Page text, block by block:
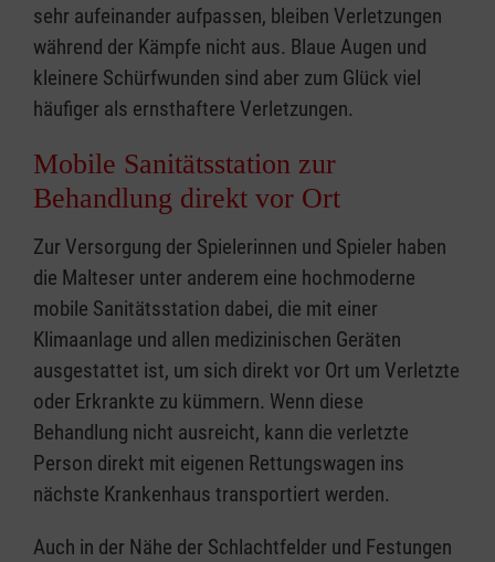
sehr aufeinander aufpassen, bleiben Verletzungen
während der Kämpfe nicht aus. Blaue Augen und
kleinere Schürfwunden sind aber zum Glück viel
häufiger als ernsthaftere Verletzungen.
Mobile Sanitätsstation zur
Behandlung direkt vor Ort
Zur Versorgung der Spielerinnen und Spieler haben
die Malteser unter anderem eine hochmoderne
mobile Sanitätsstation dabei, die mit einer
Klimaanlage und allen medizinischen Geräten
ausgestattet ist, um sich direkt vor Ort um Verletzte
oder Erkrankte zu kümmern. Wenn diese
Behandlung nicht ausreicht, kann die verletzte
Person direkt mit eigenen Rettungswagen ins
nächste Krankenhaus transportiert werden.
Auch in der Nähe der Schlachtfelder und Festungen